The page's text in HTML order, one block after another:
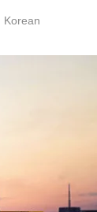
Korean